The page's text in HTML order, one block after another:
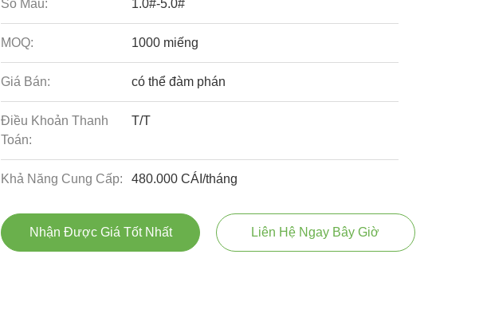
Số Mẫu: 1.0#-5.0#
MOQ: 1000 miếng
Giá Bán: có thể đàm phán
Điều Khoản Thanh
Toán:
T/T
Khả Năng Cung Cấp: 480.000 CÁI/tháng
Nhận Được Giá Tốt Nhất Liên Hệ Ngay Bây Giờ